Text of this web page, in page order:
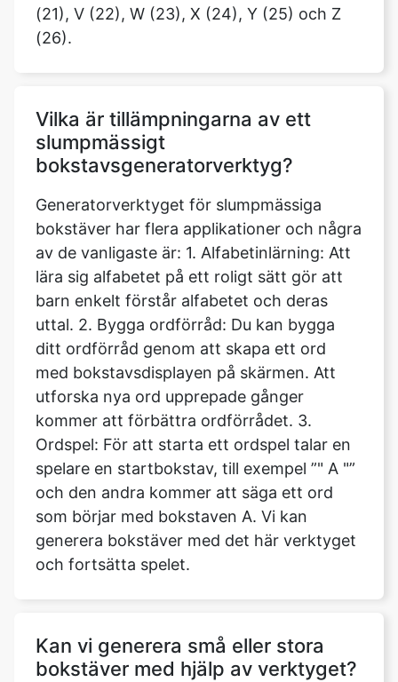
(21), V (22), W (23), X (24), Y (25) och Z
(26).
Vilka är tillämpningarna av ett
slumpmässigt
bokstavsgeneratorverktyg?
Generatorverktyget för slumpmässiga
bokstäver har flera applikationer och några
av de vanligaste är: 1. Alfabetinlärning: Att
lära sig alfabetet på ett roligt sätt gör att
barn enkelt förstår alfabetet och deras
uttal. 2. Bygga ordförråd: Du kan bygga
ditt ordförråd genom att skapa ett ord
med bokstavsdisplayen på skärmen. Att
utforska nya ord upprepade gånger
kommer att förbättra ordförrådet. 3.
Ordspel: För att starta ett ordspel talar en
spelare en startbokstav, till exempel ”" A "”
och den andra kommer att säga ett ord
som börjar med bokstaven A. Vi kan
generera bokstäver med det här verktyget
och fortsätta spelet.
Kan vi generera små eller stora
bokstäver med hjälp av verktyget?